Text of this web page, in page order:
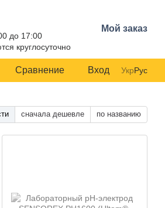
до 17:00
круглосуточно
Мой заказ
Сравнение Вход УкрРус
сначала дешевле по названию